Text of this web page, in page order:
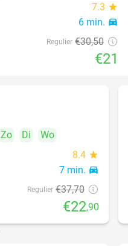
7.3 star
6 min. directions_car
Regulier €30,50
€21
Zo Di
Wo
8.4 star
7 min. directions_car
Regulier €37,70
€22,90